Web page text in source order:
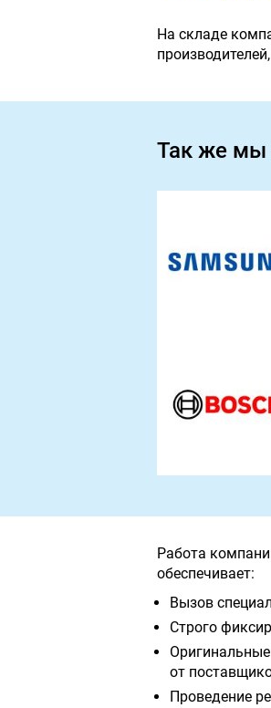
На складе
Так же мы
Работа
обеспечивает:
Вызов
Строго
от
Проведение